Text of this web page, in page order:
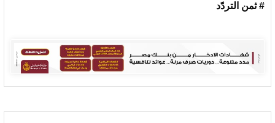
# ثمن التردّد